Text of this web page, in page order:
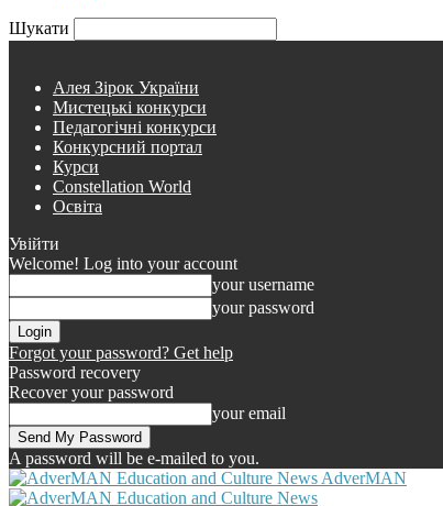
Шукати
Алея Зірок України
Мистецькі конкурси
Педагогічні конкурси
Конкурсний портал
Курси
Constellation World
Освіта
Увійти
Welcome! Log into your account
your username
your password
Forgot your password? Get help
Password recovery
Recover your password
your email
A password will be e-mailed to you.
AdverMAN